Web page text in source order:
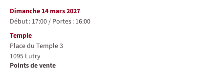
dimanche 14 mars 2027
Début : 17:00/ Portes : 16:00
Lieu
Temple
Place du Temple 3
1095 Lutry
Points de vente